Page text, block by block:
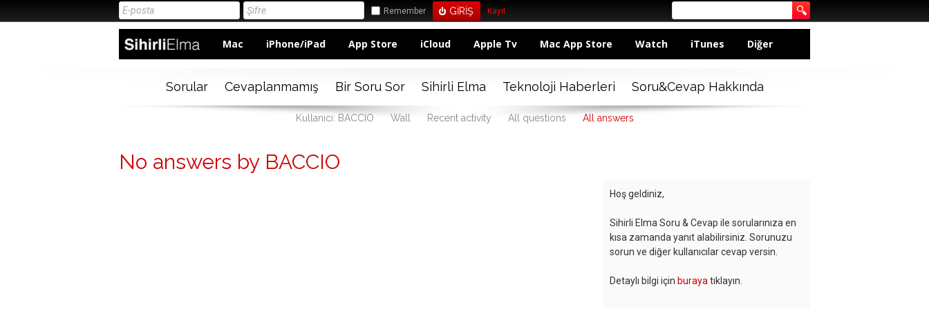
Remember Kayıt
Mac iPhone/iPad App Store iCloud Apple Tv Mac App Store Watch iTunes Diğer
Sorular Cevaplanmamış Bir Soru Sor Sihirli Elma Teknoloji Haberleri Soru&Cevap Hakkında
Kullanıcı: BACCIO Wall Recent activity All questions All answers
No answers by BACCIO
Hoş geldiniz,
Sihirli Elma Soru & Cevap ile sorularınıza en
kısa zamanda yanıt alabilirsiniz. Sorunuzu
sorun ve diğer kullanıcılar cevap versin.
Detaylı bilgi için buraya tıklayın.